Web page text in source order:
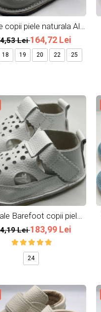
copii piele naturala All
Grey
Lei164,72 Lei
18 19 20 22 25
Barefoot copii piele
naturala Albe
Lei183,99 Lei
24